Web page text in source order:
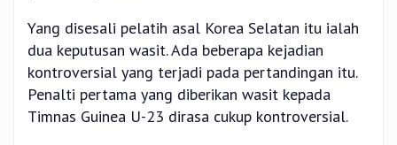
Yang disesali pelatih asal Korea Selatan itu ialah
dua keputusan wasit. Ada beberapa kejadian
kontroversial yang terjadi pada pertandingan itu.
Penalti pertama yang diberikan wasit kepada
Timnas Guinea U-23 dirasa cukup kontroversial.